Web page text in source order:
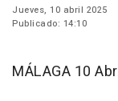
Jueves, 10 abril 2025
Publicado: 14:10
MÁLAGA 10